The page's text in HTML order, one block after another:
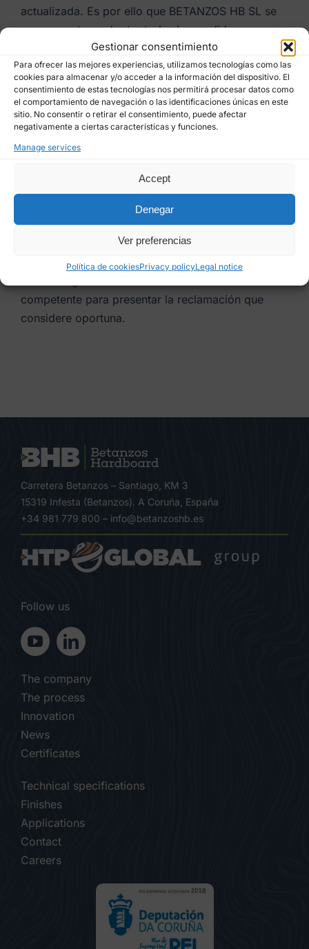
Gestionar consentimiento
Para ofrecer las mejores experiencias, utilizamos tecnologías como las
cookies para almacenar y/o acceder a la información del dispositivo. El
consentimiento de estas tecnologías nos permitirá procesar datos como
el comportamiento de navegación o las identificaciones únicas en este
sitio. No consentir o retirar el consentimiento, puede afectar
negativamente a ciertas características y funciones.
Manage services
Accept
Denegar
Ver preferencias
Política de cookiesPrivacy policyLegal notice
actualizada. Es por ello que BETANZOS HB SL se
compromete a adoptar todas las medidas
razonables para que estos se supriman o
rectifiquen sin dilación cuando sean inexactos.
De acuerdo con los derechos que le confiere la
normativa vigente en protección de datos podrá
limitación de tratamiento, supresión, portabilidad y
oposición al tratamiento de sus datos de carácter
personal así como del consentimiento prestado
para el tratamiento de los mismos, dirigiendo su
al correo electrónico rrhh@betanzoshb.es
competente para presentar la reclamación que
considere oportuna.
Carretera Betanzos – Santiago, KM 3
15319 Infesta (Betanzos). A Coruña, España
+34 981 779 800 – info@betanzoshb.es
Follow us
The company
The process
Innovation
News
Certificates
Technical specifications
Finishes
Applications
Contact
Careers